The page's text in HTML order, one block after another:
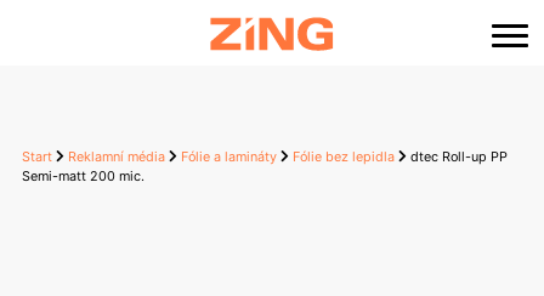
Start Reklamní média Fólie a lamináty Fólie bez lepidla
dtec Roll-up PP
Semi-matt 200 mic.